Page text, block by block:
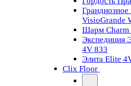
VisioGrande
Шарм Charm
Экспедиция
4V 833
Элита Elite
Clix Floor